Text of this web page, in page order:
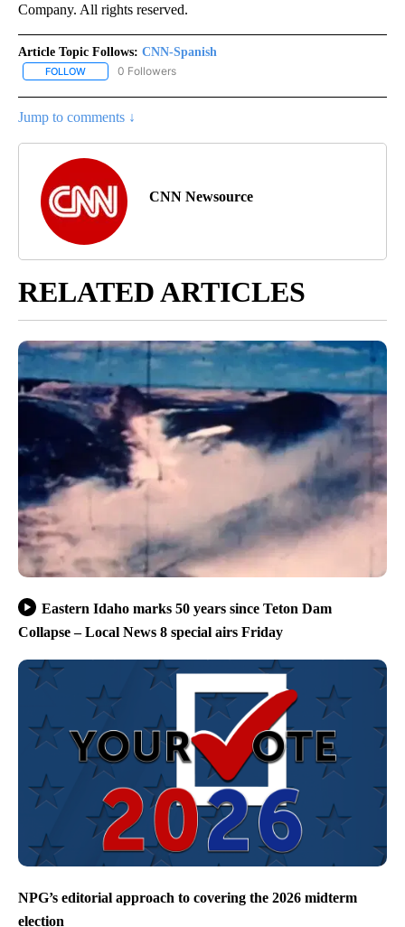
Company. All rights reserved.
Article Topic Follows: CNN-Spanish
FOLLOW FOLLOW "CNN-SPANISH" TO RECEIVE NOTIFICATIONS ABOUT
0 Followers
Jump to comments ↓
CNN Newsource
RELATED ARTICLES
Eastern Idaho marks 50 years since Teton Dam
Collapse – Local News 8 special airs Friday
NPG’s editorial approach to covering the 2026 midterm
election